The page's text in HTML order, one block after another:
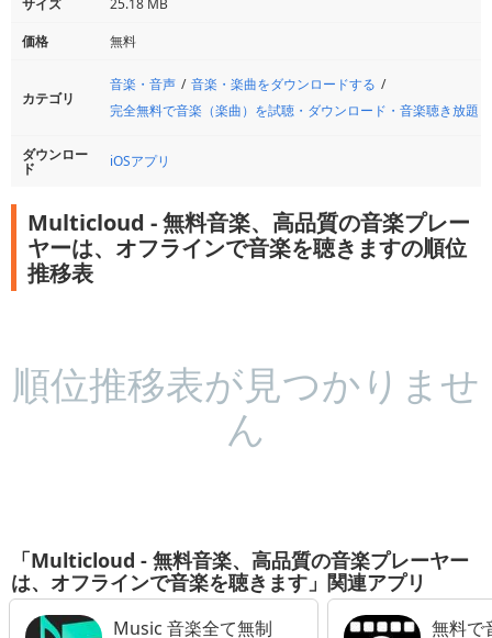
サイズ
25.18 MB
価格
無料
カテゴリ
音楽・音声
音楽・楽曲をダウンロードする
完全無料で音楽（楽曲）を試聴・ダウンロード・音楽聴き放題
ダウンロー
ド iOSアプリ
Multicloud - 無料音楽、高品質の音楽プレー
ヤーは、オフラインで音楽を聴きますの順位
推移表
順位推移表が見つかりませ
ん
「Multicloud - 無料音楽、高品質の音楽プレーヤー
は、オフラインで音楽を聴きます」関連アプリ
Music 音楽全て無制
無料で